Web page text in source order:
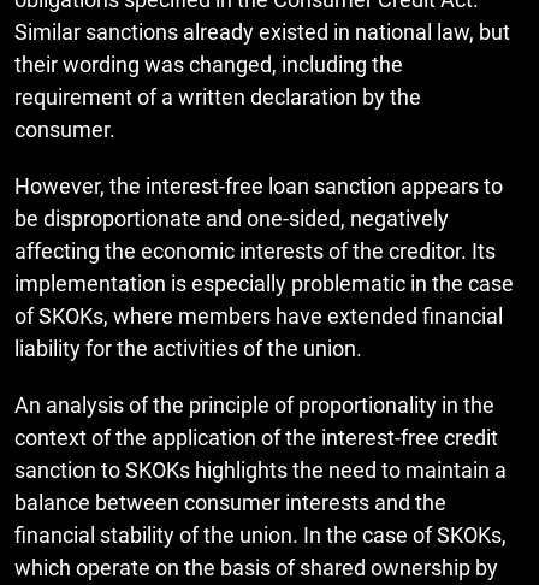
Similar sanctions already existed in national law, but
their wording was changed, including the
requirement of a written declaration by the
consumer.
However, the interest-free loan sanction appears to
be disproportionate and one-sided, negatively
affecting the economic interests of the creditor. Its
implementation is especially problematic in the case
of SKOKs, where members have extended financial
liability for the activities of the union.
An analysis of the principle of proportionality in the
context of the application of the interest-free credit
sanction to SKOKs highlights the need to maintain a
balance between consumer interests and the
financial stability of the union. In the case of SKOKs,
which operate on the basis of shared ownership by